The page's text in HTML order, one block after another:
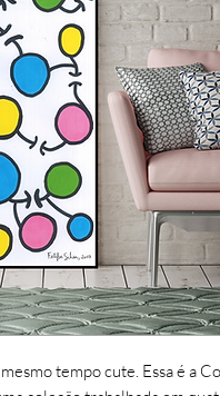
tempo cute. Essa é a